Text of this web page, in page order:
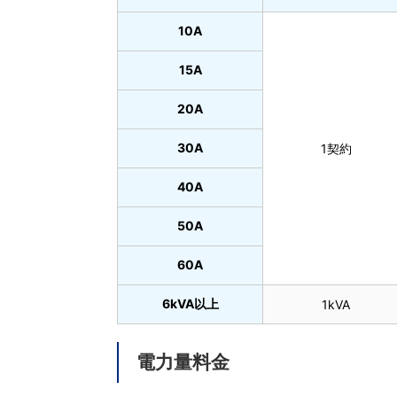
10A
1契約
15A
20A
30A
40A
50A
60A
6kVA以上 1kVA
電力量料金